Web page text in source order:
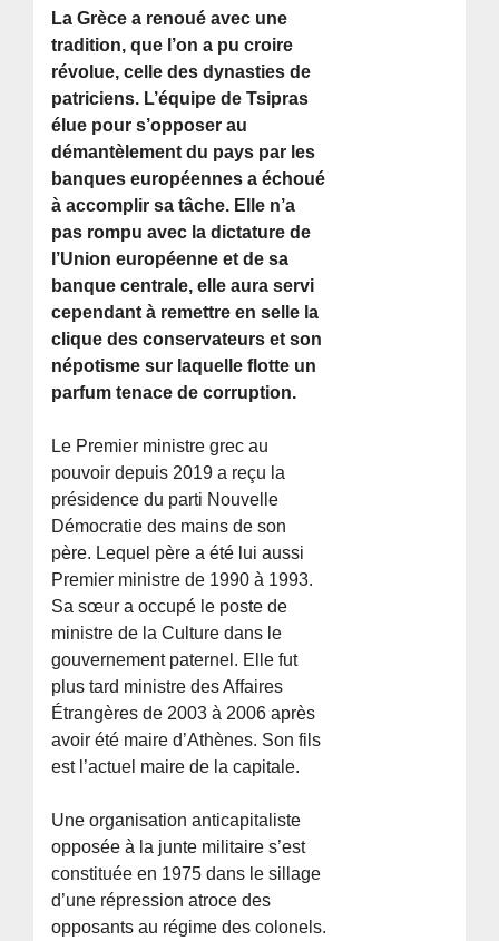
La Grèce a renoué avec une
tradition, que l’on a pu croire
révolue, celle des dynasties de
patriciens. L’équipe de Tsipras
élue pour s’opposer au
démantèlement du pays par les
banques européennes a échoué
à accomplir sa tâche. Elle n’a
pas rompu avec la dictature de
l’Union européenne et de sa
banque centrale, elle aura servi
cependant à remettre en selle la
clique des conservateurs et son
népotisme sur laquelle flotte un
parfum tenace de corruption.
Le Premier ministre grec au
pouvoir depuis 2019 a reçu la
présidence du parti Nouvelle
Démocratie des mains de son
père. Lequel père a été lui aussi
Premier ministre de 1990 à 1993.
Sa sœur a occupé le poste de
ministre de la Culture dans le
gouvernement paternel. Elle fut
plus tard ministre des Affaires
Étrangères de 2003 à 2006 après
avoir été maire d’Athènes. Son fils
est l’actuel maire de la capitale.
Une organisation anticapitaliste
opposée à la junte militaire s’est
constituée en 1975 dans le sillage
d’une répression atroce des
opposants au régime des colonels.